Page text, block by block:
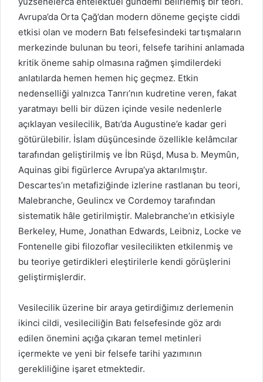
Avrupa’da Orta Çağ’dan modern döneme geçişte ciddi
etkisi olan ve modern Batı felsefesindeki tartışmaların
merkezinde bulunan bu teori, felsefe tarihini anlamada
kritik öneme sahip olmasına rağmen şimdilerdeki
anlatılarda hemen hemen hiç geçmez. Etkin
nedenselliği yalnızca Tanrı’nın kudretine veren, fakat
yaratmayı belli bir düzen içinde vesile nedenlerle
açıklayan vesilecilik, Batı’da Augustine’e kadar geri
götürülebilir. İslam düşüncesinde özellikle kelâmcılar
tarafından geliştirilmiş ve İbn Rüşd, Musa b. Meymûn,
Aquinas gibi figürlerce Avrupa’ya aktarılmıştır.
Descartes’ın metafiziğinde izlerine rastlanan bu teori,
Malebranche, Geulincx ve Cordemoy tarafından
sistematik hâle getirilmiştir. Malebranche’ın etkisiyle
Berkeley, Hume, Jonathan Edwards, Leibniz, Locke ve
Fontenelle gibi filozoflar vesilecilikten etkilenmiş ve
bu teoriye getirdikleri eleştirilerle kendi görüşlerini
geliştirmişlerdir.
Vesilecilik üzerine bir araya getirdiğimız derlemenin
ikinci cildi, vesileciliğin Batı felsefesinde göz ardı
edilen önemini açığa çıkaran temel metinleri
içermekte ve yeni bir felsefe tarihi yazımının
gerekliliğine işaret etmektedir.